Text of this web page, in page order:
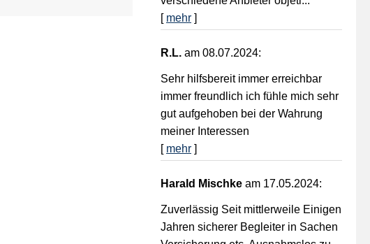
[ mehr ]
R.L. am 08.07.2024:
Sehr hilfsbereit immer erreichbar
immer freundlich ich fühle mich sehr
gut aufgehoben bei der Wahrung
meiner Interessen
[ mehr ]
Harald Mischke am 17.05.2024:
Zuverlässig Seit mittlerweile Einigen
Jahren sicherer Begleiter in Sachen